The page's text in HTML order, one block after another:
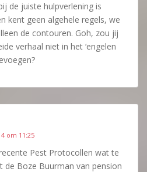
de juiste hulpverlening is
kent geen algehele regels, we
de contouren. Goh, zou jij
verhaal niet in het ‘engelen
om 11:25
Pest Protocollen wat te
de Boze Buurman van pension